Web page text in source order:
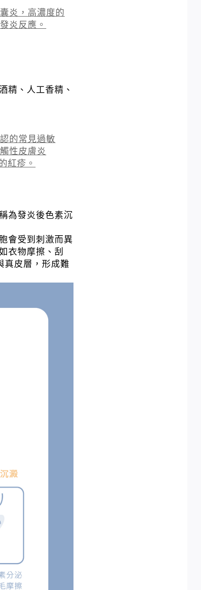
炎，高濃度的
炎反應。
精、人工香精、
的常見過敏
性皮膚炎
紅疹。
為發炎後色素沉
會受到刺激而異
衣物摩擦、刮
真皮層，形成難